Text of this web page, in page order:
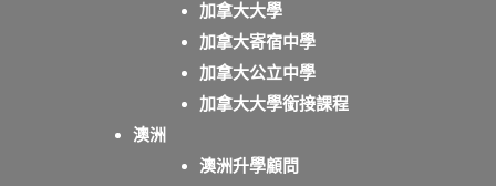
加拿大大學
加拿大寄宿中學
加拿大公立中學
加拿大大學銜接課程
澳洲
澳洲升學顧問